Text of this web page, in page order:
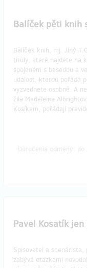
Balíček pěti knih
Balíček knih, mj. Jiný
tituly, které najdete na
spojeném s besedou a
událost, kterou pořádá
vyzvednete osobně. A
žila Madeleine
Kosíkem, pořádají
Pavel Kosatík
Spisovatel a
zabývá otázkami